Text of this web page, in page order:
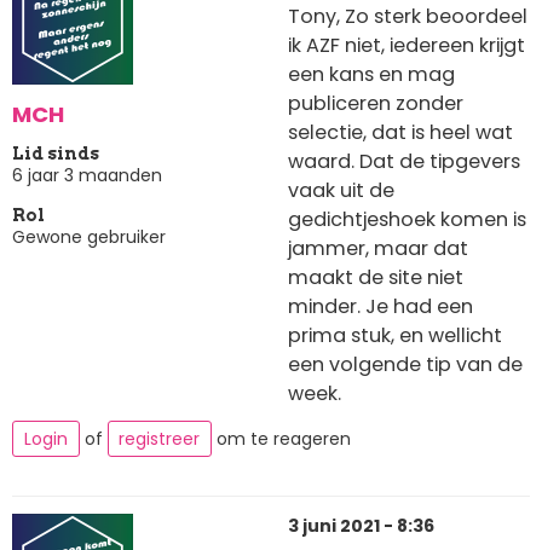
MCH
Lid sinds
6 jaar 3 maanden
Rol
Gewone gebruiker
Tony, Zo sterk beoordeel
ik AZF niet, iedereen krijgt
een kans en mag
publiceren zonder
selectie, dat is heel wat
waard. Dat de tipgevers
vaak uit de
gedichtjeshoek komen is
jammer, maar dat
maakt de site niet
minder. Je had een
prima stuk, en wellicht
een volgende tip van de
week.
Login of registreer om te reageren
3 juni 2021 - 8:36